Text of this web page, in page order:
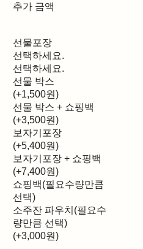
추가 금액
선물포장
선택하세요.
선택하세요.
선물 박스
(+1,500원)
선물 박스 + 쇼핑백
(+3,500원)
보자기포장
(+5,400원)
보자기포장 + 쇼핑백
(+7,400원)
쇼핑백(필요수량만큼
선택)
소주잔 파우치(필요수
량만큼 선택)
(+3,000원)